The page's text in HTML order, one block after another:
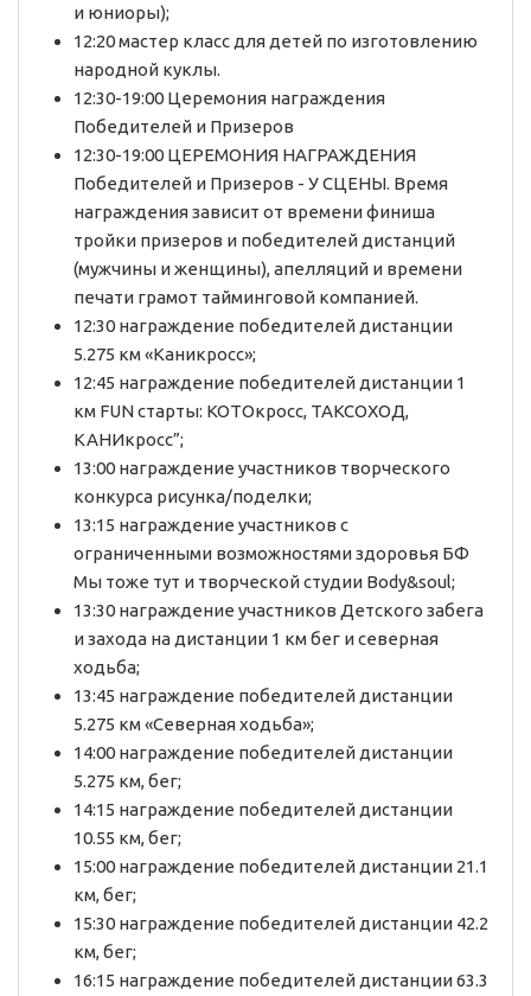
и юниоры);
12:20 мастер класс для детей по изготовлению
народной куклы.
12:30-19:00 Церемония награждения
Победителей и Призеров
12:30-19:00 ЦЕРЕМОНИЯ НАГРАЖДЕНИЯ
Победителей и Призеров - У СЦЕНЫ. Время
награждения зависит от времени финиша
тройки призеров и победителей дистанций
(мужчины и женщины), апелляций и времени
печати грамот тайминговой компанией.
12:30 награждение победителей дистанции
5.275 км «Каникросс»;
12:45 награждение победителей дистанции 1
км FUN старты: КОТОкросс, ТАКСОХОД,
КАНИкросс”;
13:00 награждение участников творческого
конкурса рисунка/поделки;
13:15 награждение участников с
ограниченными возможностями здоровья БФ
Мы тоже тут и творческой студии Body&soul;
13:30 награждение участников Детского забега
и захода на дистанции 1 км бег и северная
ходьба;
13:45 награждение победителей дистанции
5.275 км «Северная ходьба»;
14:00 награждение победителей дистанции
5.275 км, бег;
14:15 награждение победителей дистанции
10.55 км, бег;
15:00 награждение победителей дистанции 21.1
км, бег;
15:30 награждение победителей дистанции 42.2
км, бег;
16:15 награждение победителей дистанции 63.3